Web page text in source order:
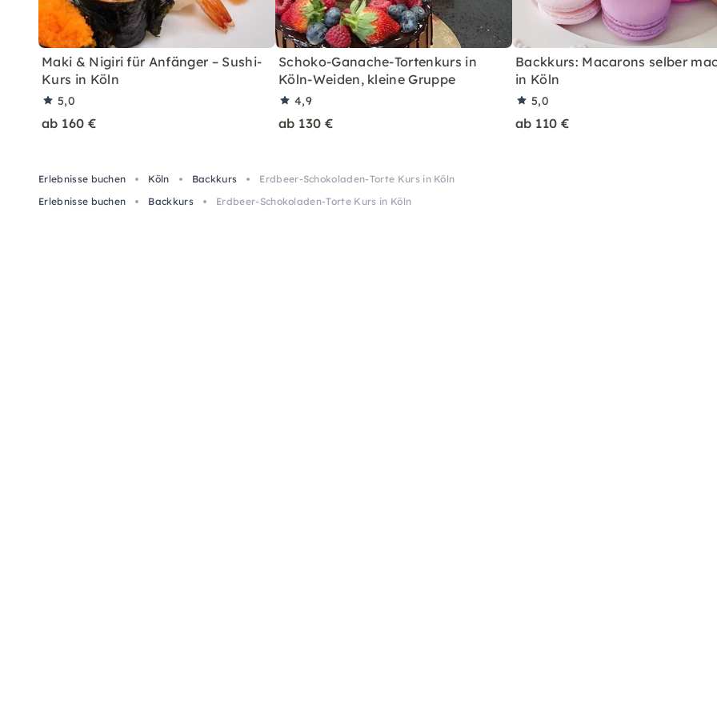
Maki & Nigiri für Anfänger – Sushi-
Kurs in Köln
5,0
ab 160 €
Schoko-Ganache-Tortenkurs in
Köln-Weiden, kleine Gruppe
4,9
ab 130 €
Backkurs: Macarons selber
in Köln
5,0
ab 110 €
Erlebnisse buchen Köln Backkurs
Erdbeer-Schokoladen-Torte Kurs in Köln
Erlebnisse buchen
Backkurs Erdbeer-Schokoladen-Torte Kurs in Köln